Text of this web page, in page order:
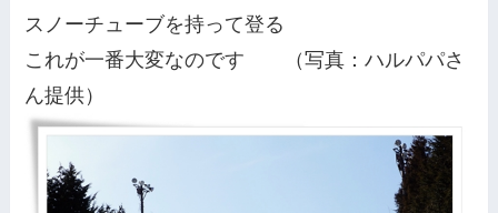
スノーチューブを持って登る
これが一番大変なのです （写真：ハルパパさ
ん提供）